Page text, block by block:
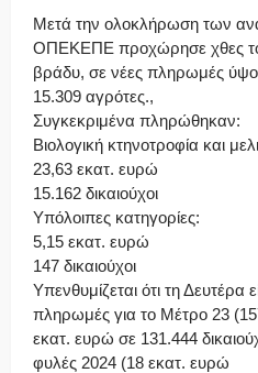
Μετά την ολοκλήρωση των
ΟΠΕΚΕΠΕ προχώρησε χθες
βράδυ, σε νέες πληρωμές
15.309 αγρότες.,
Συγκεκριμένα πληρώθηκαν:
Βιολογική κτηνοτροφία και
23,63 εκατ. ευρώ
15.162 δικαιούχοι
Υπόλοιπες κατηγορίες:
5,15 εκατ. ευρώ
147 δικαιούχοι
Υπενθυμίζεται ότι τη Δευτέρα
πληρωμές για το Μέτρο 23
εκατ. ευρώ σε 131.444
φυλές 2024 (18 εκατ. ευρώ